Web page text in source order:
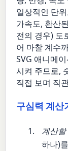
일상적인 단
가속도, 환산
전의 경우) 도
어 마찰 계수
SVG 애니메
시켜 주므로,
직접 보며 직
구심력 계산
계산
하나)